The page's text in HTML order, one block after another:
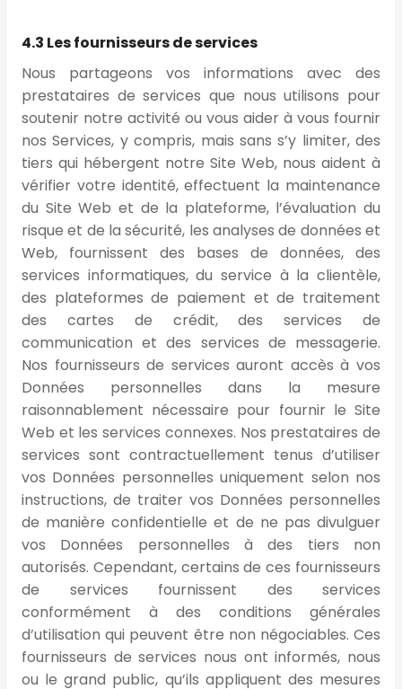
4.3 Les fournisseurs de services
Nous partageons vos informations avec des
prestataires de services que nous utilisons pour
soutenir notre activité ou vous aider à vous fournir
nos Services, y compris, mais sans s’y limiter, des
tiers qui hébergent notre Site Web, nous aident à
vérifier votre identité, effectuent la maintenance
du Site Web et de la plateforme, l’évaluation du
risque et de la sécurité, les analyses de données et
Web, fournissent des bases de données, des
services informatiques, du service à la clientèle,
des plateformes de paiement et de traitement
des cartes de crédit, des services de
communication et des services de messagerie.
Nos fournisseurs de services auront accès à vos
Données personnelles dans la mesure
raisonnablement nécessaire pour fournir le Site
Web et les services connexes. Nos prestataires de
services sont contractuellement tenus d’utiliser
vos Données personnelles uniquement selon nos
instructions, de traiter vos Données personnelles
de manière confidentielle et de ne pas divulguer
vos Données personnelles à des tiers non
autorisés. Cependant, certains de ces fournisseurs
de services fournissent des services
conformément à des conditions générales
d’utilisation qui peuvent être non négociables. Ces
fournisseurs de services nous ont informés, nous
ou le grand public, qu’ils appliquent des mesures